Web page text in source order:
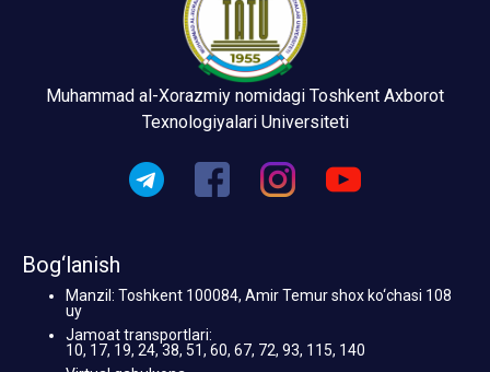
Muhammad al-Xorazmiy nomidagi Toshkent Axborot
Texnologiyalari Universiteti
Bog‘lanish
Manzil: Toshkent 100084, Amir Temur shox ko‘chasi 108
uy
Jamoat transportlari:
10, 17, 19, 24, 38, 51, 60, 67, 72, 93, 115, 140